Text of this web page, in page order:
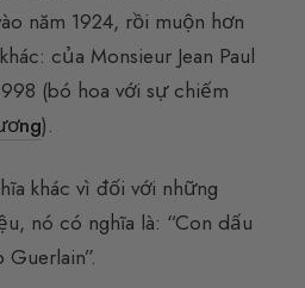
năm 1924, rồi muộn hơn
của Monsieur Jean Paul
(bó hoa với sự chiếm
).
khác vì đối với những
nó có nghĩa là: “Con dấu